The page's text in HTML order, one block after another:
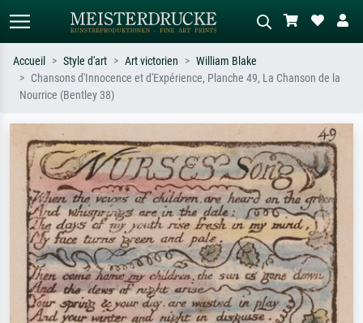
Recherche standard
ex. Monet, Nuit étoilée,
impressionnisme, vague de Hokusai,
nu.
abstrait avec beaucoup de rouge,
tableau sombre, nu debout près d'un
arbre.
Accueil Style d'art Art victorien
William Blake
Chansons d'Innocence et d'Expérience, Planche 49, La Chanson de la
Nourrice (Bentley 38)